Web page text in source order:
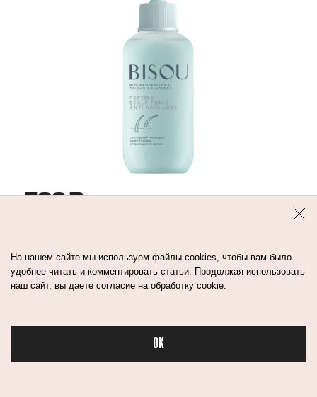
Бьюти в спорте
596 ₽
КУПИТЬ
На нашем сайте мы используем файлы cookies, чтобы вам было
удобнее читать и комментировать статьи. Продолжая использовать
наш сайт, вы даете согласие на обработку cookie.
OK